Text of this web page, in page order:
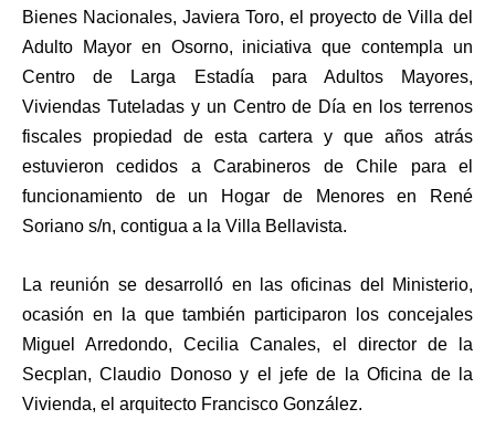
Bienes Nacionales, Javiera Toro, el proyecto de Villa del
Adulto Mayor en Osorno, iniciativa que contempla un
Centro de Larga Estadía para Adultos Mayores,
Viviendas Tuteladas y un Centro de Día en los terrenos
fiscales propiedad de esta cartera y que años atrás
estuvieron cedidos a Carabineros de Chile para el
funcionamiento de un Hogar de Menores en René
Soriano s/n, contigua a la Villa Bellavista.
La reunión se desarrolló en las oficinas del Ministerio,
ocasión en la que también participaron los concejales
Miguel Arredondo, Cecilia Canales, el director de la
Secplan, Claudio Donoso y el jefe de la Oficina de la
Vivienda, el arquitecto Francisco González.